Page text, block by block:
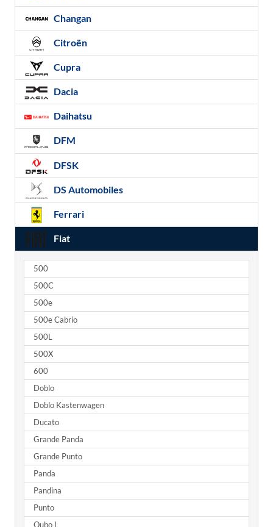
Changan
Citroën
Cupra
Dacia
Daihatsu
DFM
DFSK
DS Automobiles
Ferrari
Fiat
500
500C
500e
500e Cabrio
500L
500X
600
Doblo
Doblo Kastenwagen
Ducato
Grande Panda
Grande Punto
Panda
Pandina
Punto
Qubo L